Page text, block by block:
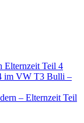
Elternzeit Teil 4
im VW T3 Bulli –
– Elternzeit Teil